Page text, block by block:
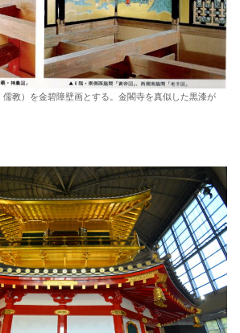
教）を金碧障壁画とする。金閣寺を真似した黒漆が